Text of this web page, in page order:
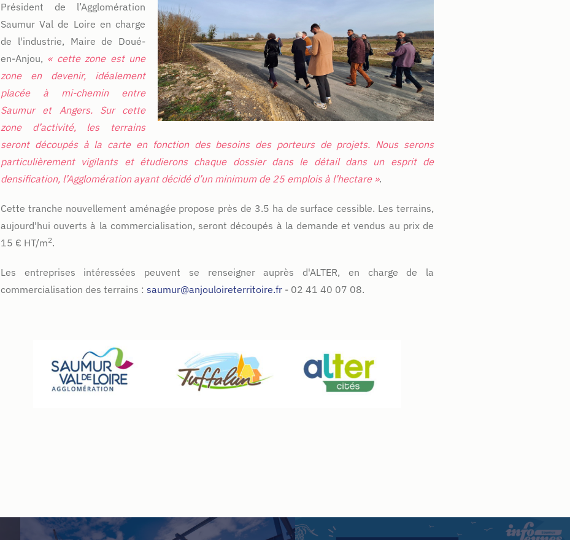
Président de l’Agglomération
Saumur Val de Loire en charge
de l'industrie, Maire de Doué-
en-Anjou, « cette zone est une
zone en devenir, idéalement
placée à mi-chemin entre
Saumur et Angers. Sur cette
zone d’activité, les terrains
seront découpés à la carte en fonction des besoins des porteurs de projets. Nous serons
particulièrement vigilants et étudierons chaque dossier dans le détail dans un esprit de
densification, l’Agglomération ayant décidé d’un minimum de 25 emplois à l’hectare ».
Cette tranche nouvellement aménagée propose près de 3.5 ha de surface cessible. Les terrains,
aujourd'hui ouverts à la commercialisation, seront découpés à la demande et vendus au prix de
15 € HT/m2.
Les entreprises intéressées peuvent se renseigner auprès d'ALTER, en charge de la
commercialisation des terrains : saumur@anjouloireterritoire.fr - 02 41 40 07 08.